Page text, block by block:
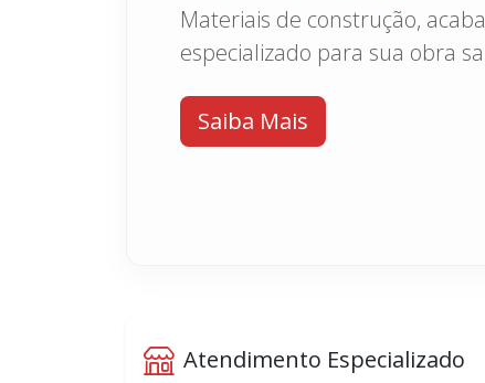
Materiais de construção,
especializado para sua obra
Saiba Mais
Atendimento Especializado